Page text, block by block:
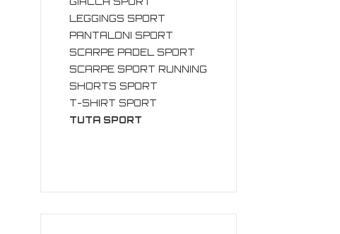
LEGGINGS SPORT
PANTALONI SPORT
SCARPE PADEL SPORT
SCARPE SPORT RUNNING
SHORTS SPORT
T-SHIRT SPORT
TUTA SPORT